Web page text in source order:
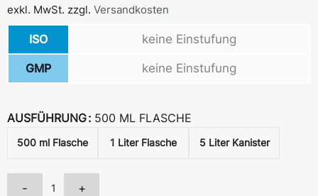
exkl. MwSt. zzgl. Versandkosten
ISO keine Einstufung
GMP keine Einstufung
AUSFÜHRUNG 500 ML FLASCHE
500 ml Flasche 1 Liter Flasche 5 Liter Kanister
- +